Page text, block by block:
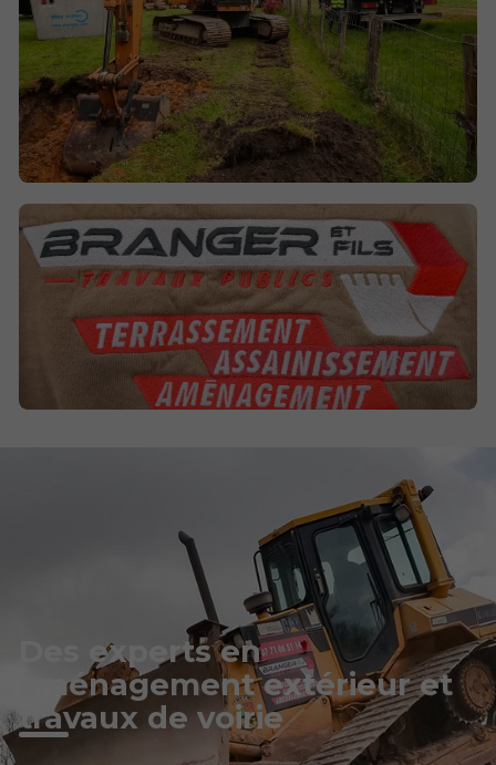
Des experts en
aménagement extérieur et
travaux de voirie